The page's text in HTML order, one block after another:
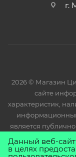
г.
2026 © Магазин
сайте
характеристик,
является
Статьи
Данный веб-
в целях